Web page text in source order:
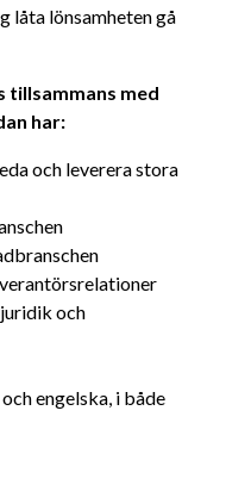
låta lönsamheten gå
tillsammans med
har:
och leverera stora
och
engelska, i både